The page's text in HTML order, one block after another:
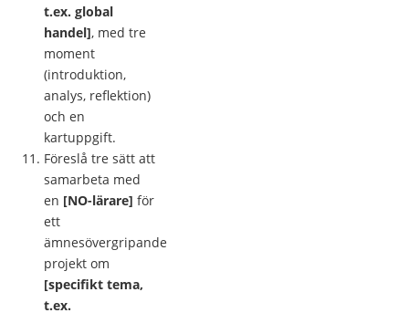
t.ex. global
handel], med tre
moment
(introduktion,
analys, reflektion)
och en
kartuppgift.
Föreslå tre sätt att
samarbeta med
en [NO-lärare] för
ett
ämnesövergripande
projekt om
[specifikt tema,
t.ex.